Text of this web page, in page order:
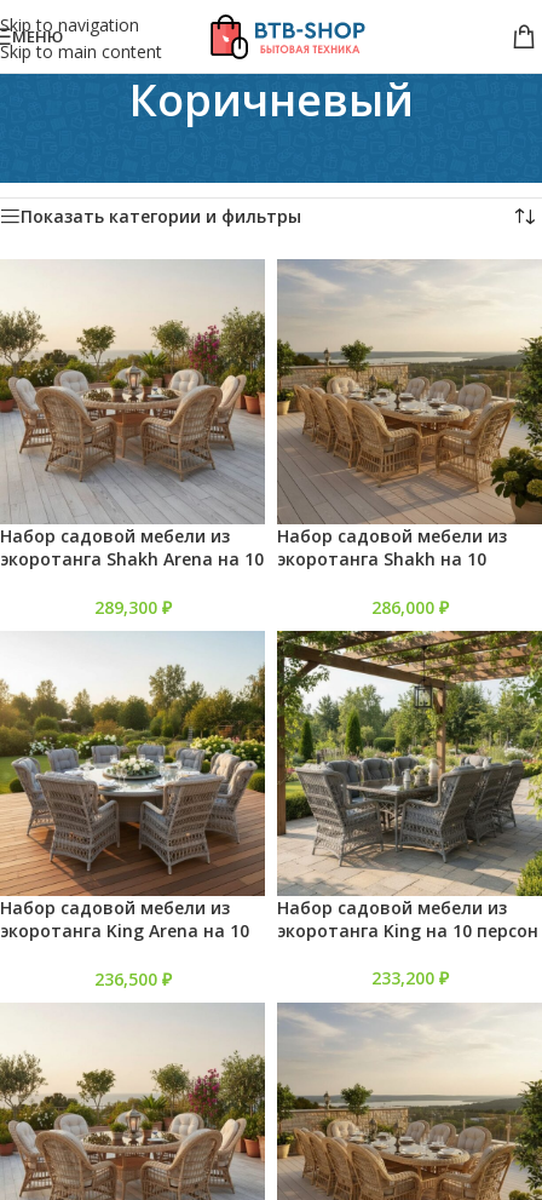
Skip to navigation
Skip to main content
МЕНЮ
Коричневый
Показать категории и фильтры
Набор садовой мебели из
экоротанга Shakh Arena на 10
289,300 ₽
Набор садовой мебели из
экоротанга Shakh на 10
286,000 ₽
Набор садовой мебели из
экоротанга King Arena на 10
236,500 ₽
Набор садовой мебели из
экоротанга King на 10 персон
233,200 ₽